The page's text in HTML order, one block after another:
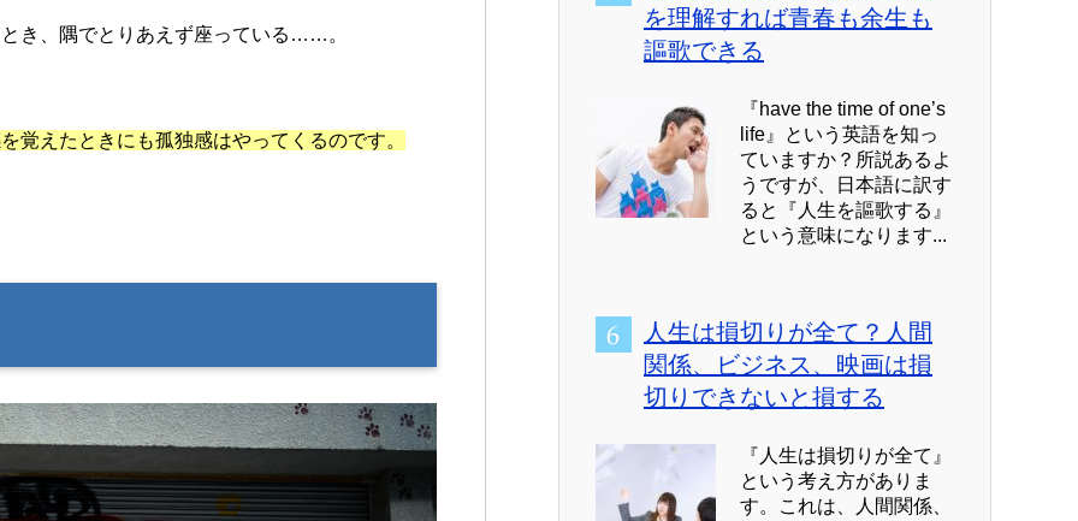
き、隅でとりあえず座っている……。
覚えたときにも孤独感はやってくるのです。
を理解すれば青春も余生も
謳歌できる
『have the time of one’s
life』という英語を知っ
ていますか？所説あるよ
うですが、日本語に訳す
ると『人生を謳歌する』
という意味になります...
人生は損切りが全て？人間
関係、ビジネス、映画は損
切りできないと損する
『人生は損切りが全て』
という考え方がありま
す。これは、人間関係、